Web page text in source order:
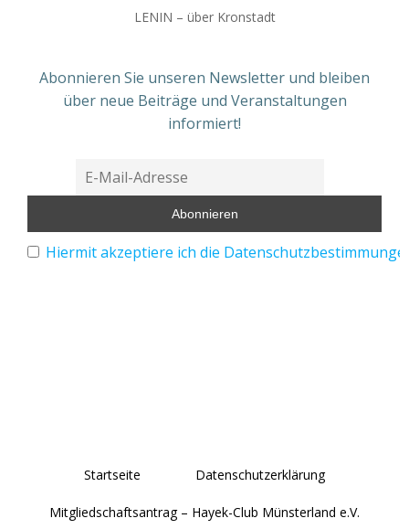
LENIN – über Kronstadt
Abonnieren Sie unseren Newsletter und bleiben
über neue Beiträge und Veranstaltungen
informiert!
Hiermit akzeptiere ich die
Startseite Datenschutzerklärung
Mitgliedschaftsantrag – Hayek-Club Münsterland e.V.